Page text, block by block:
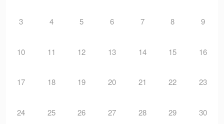
3 4 5 6 7 8 9
10 11 12 13 14 15 16
17 18 19 20 21 22 23
24 25 26 27 28 29 30